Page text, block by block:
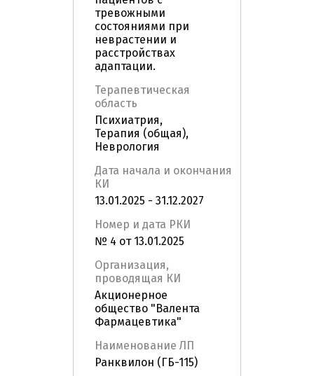
тревожными
состояниями при
неврастении и
расстройствах
адаптации.
Терапевтическая
область
Психиатрия,
Терапия (общая),
Неврология
Дата начала и окончания
КИ
13.01.2025 - 31.12.2027
Номер и дата РКИ
№ 4 от 13.01.2025
Организация,
проводящая КИ
Акционерное
общество "Валента
Фармацевтика"
Наименование ЛП
Ранквилон (ГБ-115)